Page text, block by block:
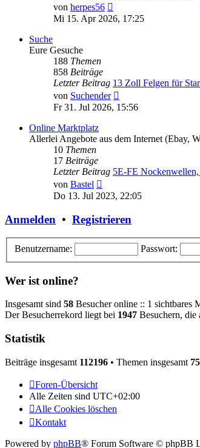
von herpes56
Beitrag
Mi 15. Apr 2026, 17:25
Suche
Eure Gesuche
188 Themen
858 Beiträge
Letzter Beitrag 13 Zoll Felgen für
von Suchender
Beitrag
Fr 31. Jul 2026, 15:56
Online Marktplatz
Allerlei Angebote aus dem Internet (Ebay,
10 Themen
17 Beiträge
Letzter Beitrag 5E-FE
von Bastel
Beitrag
Do 13. Jul 2023, 22:05
Anmelden • Registrieren
Benutzername: Passwort:
Wer ist online?
Insgesamt sind 58 Besucher online :: 1 sichtbares
Der Besucherrekord liegt bei 1947 Besuchern,
Statistik
Beiträge insgesamt 112196 • Themen insgesamt
Foren-Übersicht
Alle Zeiten sind UTC+02:00
Alle Cookies löschen
Kontakt
Powered by phpBB® Forum Software © phpBB